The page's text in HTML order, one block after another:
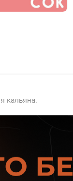
кальяна.